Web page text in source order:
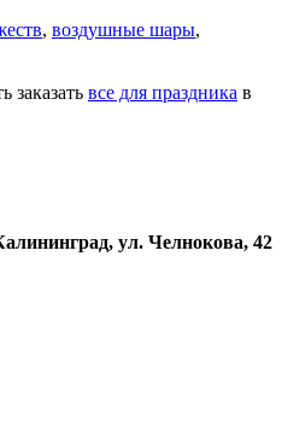
, воздушные шары,
заказать все для праздника в
ул. Челнокова, 42